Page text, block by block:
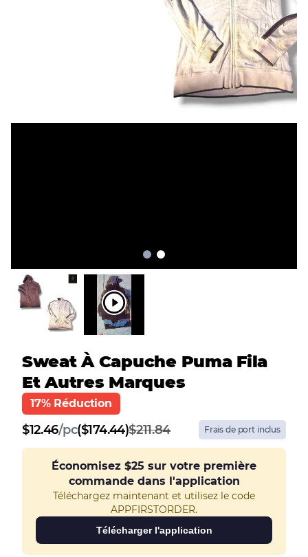
Sweat À Capuche Puma Fila
Et Autres Marques
17% Réduction
$12.46/pc($174.44)$211.84 Frais de port inclus
Économisez $25 sur votre première
commande dans l'application
Téléchargez maintenant et utilisez le code
APPFIRSTORDER.
Télécharger l'application